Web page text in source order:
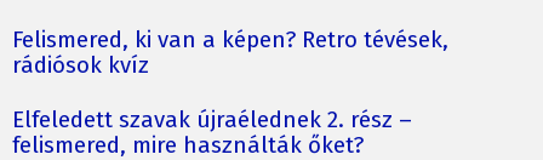
Felismered, ki van a képen? Retro tévések,
rádiósok kvíz
Elfeledett szavak újraélednek 2. rész –
felismered, mire használták őket?